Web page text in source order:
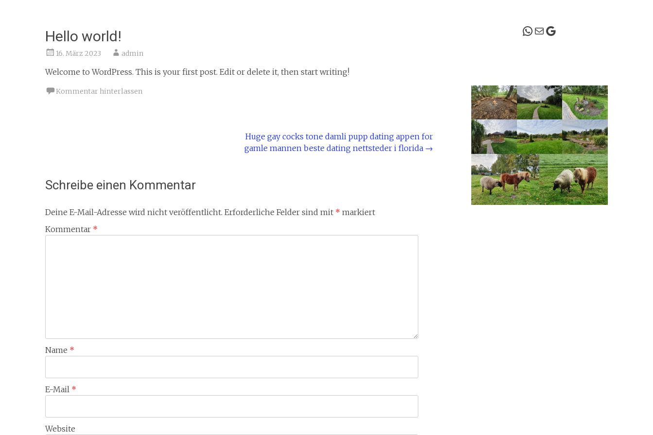
Hello world!
16. März 2023 admin
Welcome to WordPress. This is your first post. Edit or delete it, then start writing!
Kommentar hinterlassen
Huge gay cocks tone damli pupp dating appen for
gamle mannen beste dating nettsteder i florida →
Schreibe einen Kommentar
Deine E-Mail-Adresse wird nicht veröffentlicht. Erforderliche Felder sind mit * markiert
Kommentar *
Name *
E-Mail *
Website
WhatsApp
MailGoogle